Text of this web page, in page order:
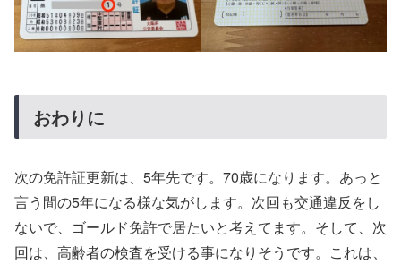
おわりに
次の免許証更新は、5年先です。70歳になります。あっと
言う間の5年になる様な気がします。次回も交通違反をし
ないで、ゴールド免許で居たいと考えてます。そして、次
回は、高齢者の検査を受ける事になりそうです。これは、